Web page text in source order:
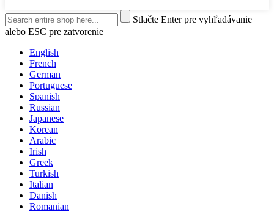
Stlačte Enter pre vyhľadávanie
alebo ESC pre zatvorenie
English
French
German
Portuguese
Spanish
Russian
Japanese
Korean
Arabic
Irish
Greek
Turkish
Italian
Danish
Romanian